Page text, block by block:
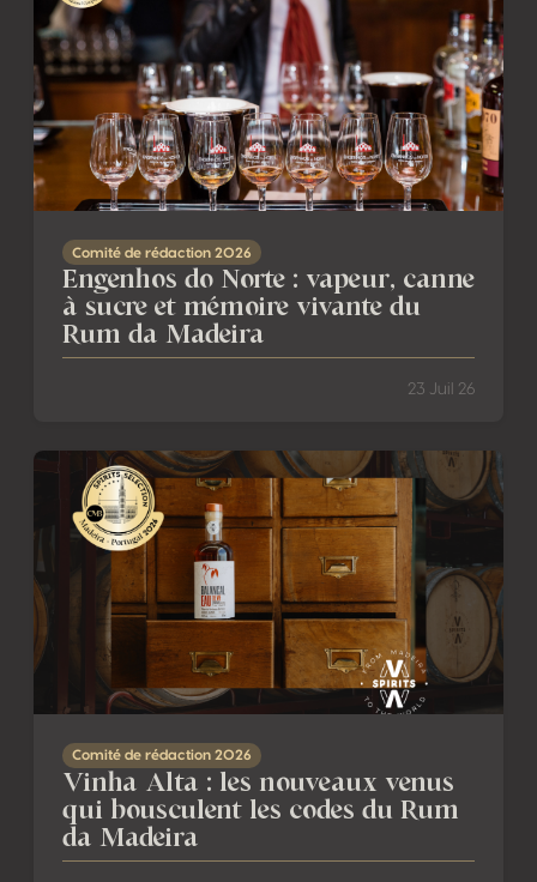
Comité de rédaction 2026
Engenhos do Norte : vapeur, canne
à sucre et mémoire vivante du
Rum da Madeira
23 Juil 26
Vinha Alta : les nouveaux venus qui bousculent les
Comité de rédaction 2026
Vinha Alta : les nouveaux venus
qui bousculent les codes du Rum
da Madeira